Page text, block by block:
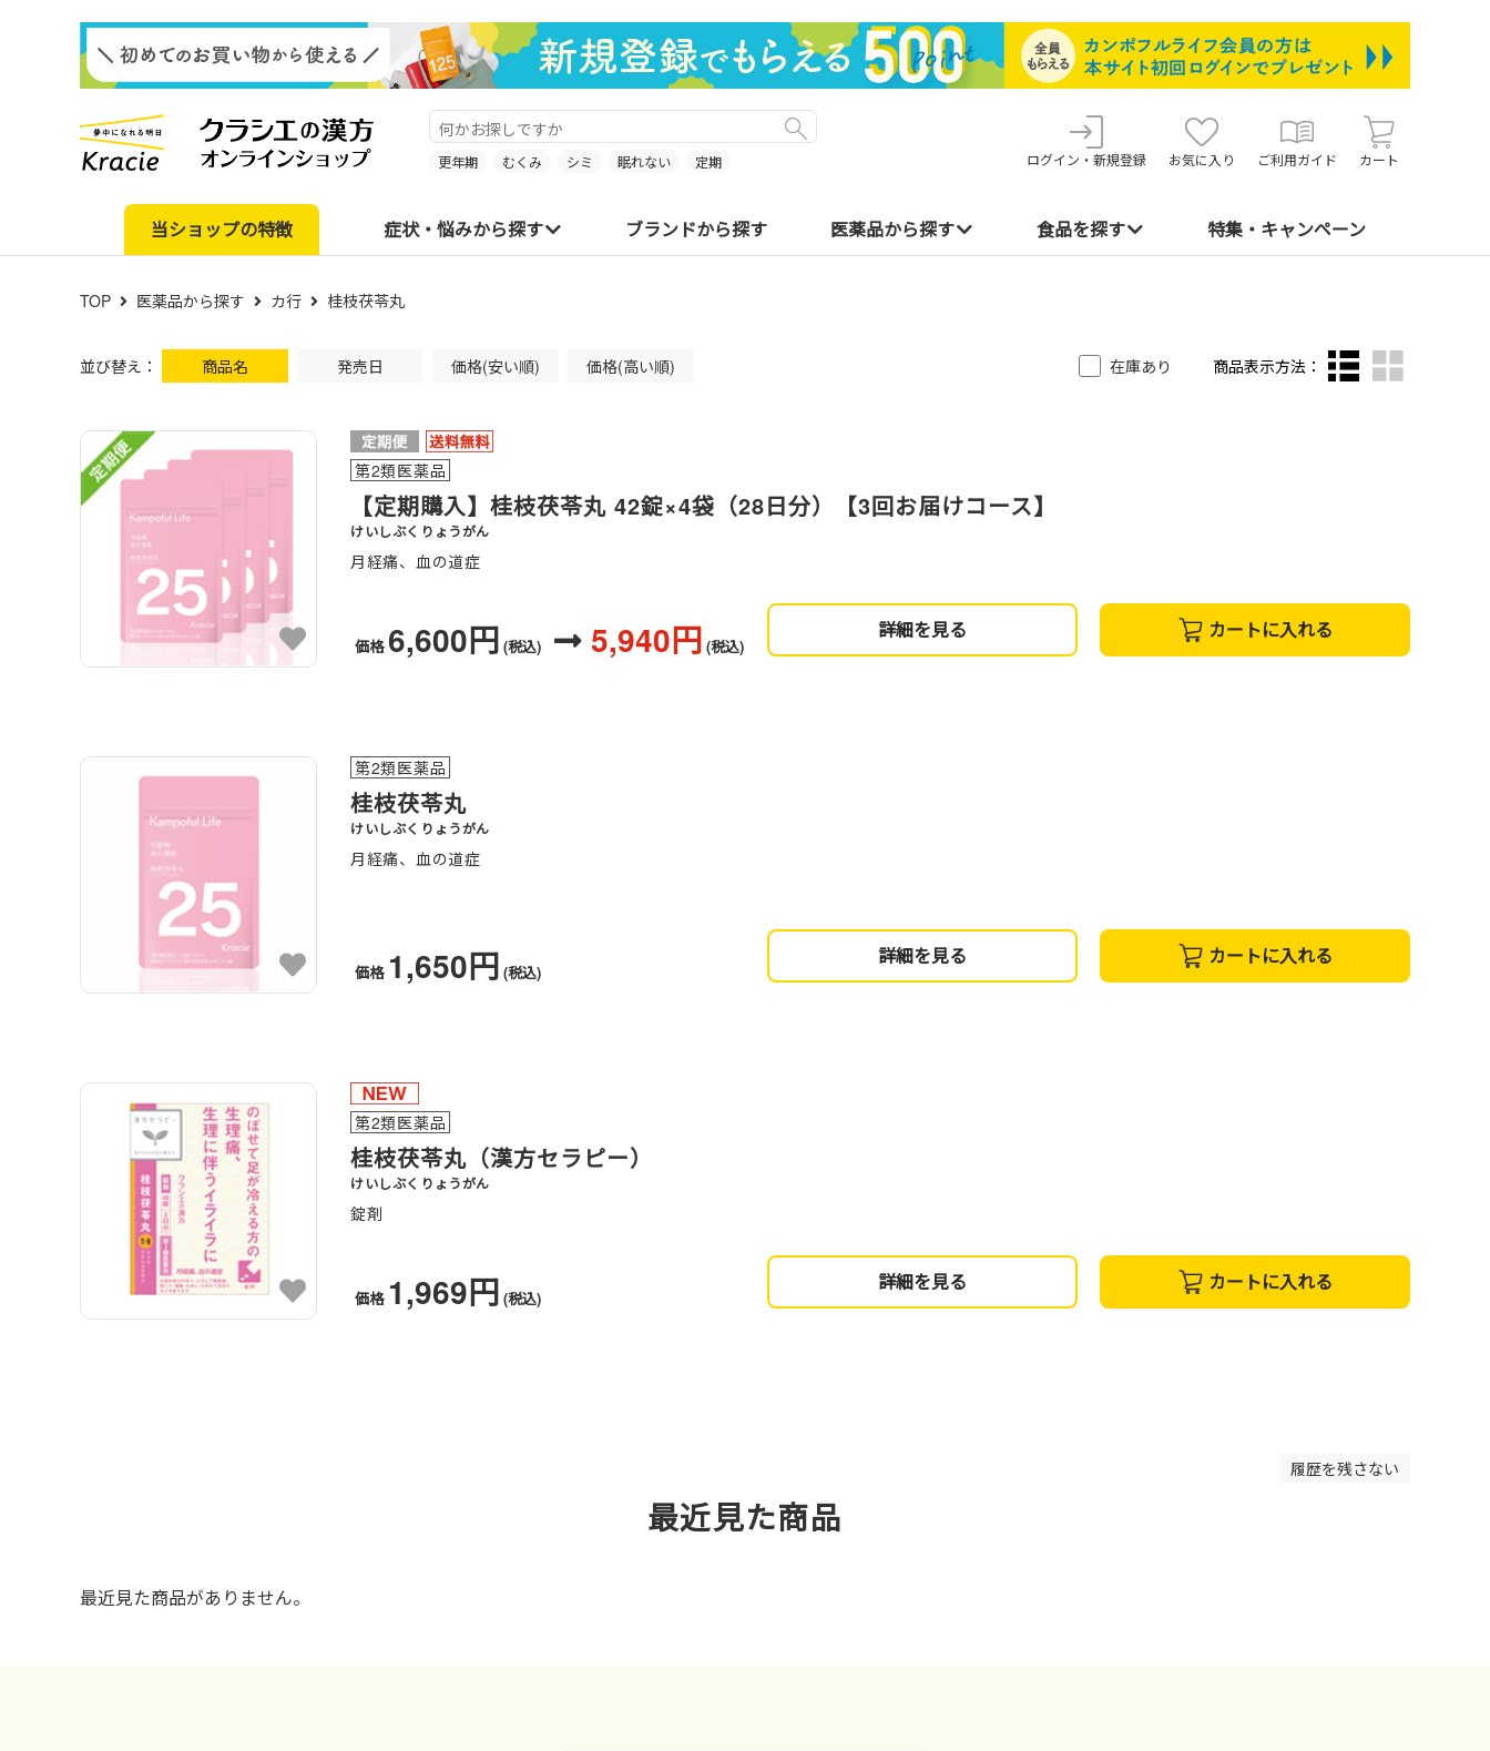
更年期 むくみ シミ 眠れない 定期 ログイン・新規登録 お気に入り ご利用ガイド カート
当ショップの特徴 症状・悩みから探す ブランドから探す 医薬品から探す 食品を探す 特集・キャンペーン
TOP 医薬品から探す カ行 桂枝茯苓丸
並び替え： 商品名 発売日 価格(安い順) 価格(高い順) 在庫あり 商品表示方法：
第2類医薬品
【定期購入】桂枝茯苓丸 42錠×4袋（28日分）【3回お届けコース】
けいしぶくりょうがん
月経痛、血の道症
価格 6,600円 (税込) 5,940円 (税込)
詳細を見る カートに入れる
第2類医薬品
桂枝茯苓丸
けいしぶくりょうがん
月経痛、血の道症
価格 1,650円 (税込)
詳細を見る カートに入れる
第2類医薬品
桂枝茯苓丸（漢方セラピー）
けいしぶくりょうがん
錠剤
価格 1,969円 (税込)
詳細を見る カートに入れる
履歴を残さない
最近見た商品
最近見た商品がありません。